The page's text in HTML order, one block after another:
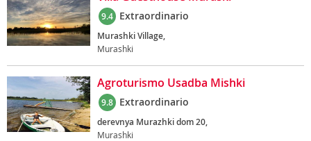
9.4 Extraordinario
Murashki Village,
Murashki
Agroturismo Usadba Mishki
9.8 Extraordinario
derevnya Murazhki dom 20,
Murashki